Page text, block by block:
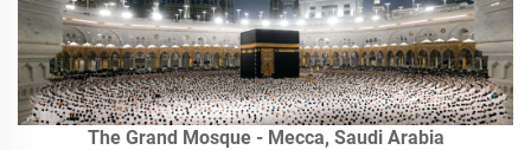
The Grand Mosque - Mecca, Saudi Arabia